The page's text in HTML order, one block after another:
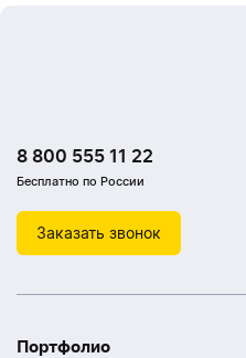
8 800 555 11 22
Бесплатно по России
Заказать звонок
Портфолио